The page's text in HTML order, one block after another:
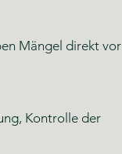
Mängel direkt vor
Kontrolle der